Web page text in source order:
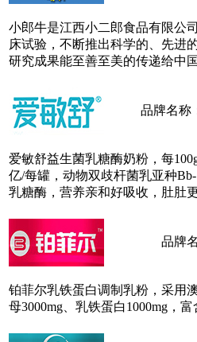
小郎牛是江西小二郎食品有限公
床试验，不断推出科学的、先进
研究成果能至善至美的传递给中国
品牌名称
爱敏舒益生菌乳糖酶奶粉，每
亿/每罐，动物双歧杆菌乳亚种
乳糖酶，营养亲和好吸收，肚肚更
品牌
铂菲尔乳铁蛋白调制乳粉，采用
母3000mg、乳铁蛋白1000mg，